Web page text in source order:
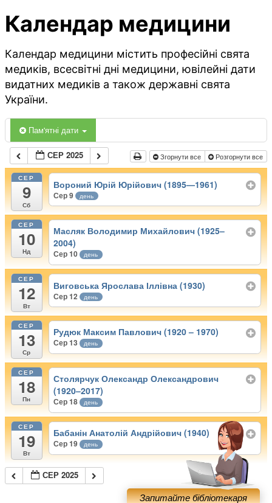
Календар медицини
Календар медицини містить професійні свята
медиків, всесвітні дні медицини, ювілейні дати
видатних медиків а також державні свята
України.
Пам'ятні дати
СЕР 2025 Згорнути все Розгорнути все
СЕР
9
Сб
Вороний Юрій Юрійович (1895—1961)
Сер 9 день
СЕР
10
Нд
Масляк Володимир Михайлович (1925–
2004)
Сер 10 день
СЕР
12
Вт
Виговська Ярослава Іллівна (1930)
Сер 12 день
СЕР
13
Ср
Рудюк Максим Павлович (1920 – 1970)
Сер 13 день
СЕР
18
Пн
Столярчук Олександр Олександрович
(1920–2017)
Сер 18 день
СЕР
19
Вт
Бабанін Анатолій Андрійович (1940)
Сер 19 день
СЕР 2025